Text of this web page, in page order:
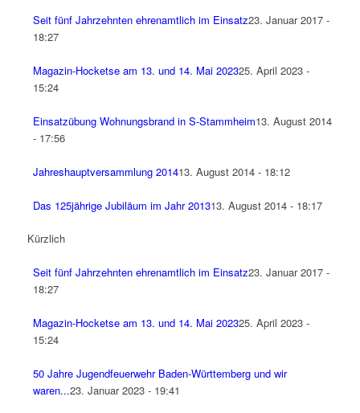
Seit fünf Jahrzehnten ehrenamtlich im Einsatz23. Januar 2017 -
18:27
Magazin-Hocketse am 13. und 14. Mai 202325. April 2023 -
15:24
Einsatzübung Wohnungsbrand in S-Stammheim13. August 2014
- 17:56
Jahreshauptversammlung 201413. August 2014 - 18:12
Das 125jährige Jubiläum im Jahr 201313. August 2014 - 18:17
Kürzlich
Seit fünf Jahrzehnten ehrenamtlich im Einsatz23. Januar 2017 -
18:27
Magazin-Hocketse am 13. und 14. Mai 202325. April 2023 -
15:24
50 Jahre Jugendfeuerwehr Baden-Württemberg und wir
waren...23. Januar 2023 - 19:41